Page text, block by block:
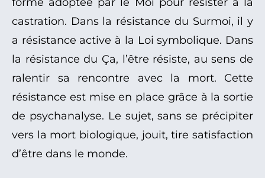
forme adoptée par le Moi pour résister à la
castration. Dans la résistance du Surmoi, il y
a résistance active à la Loi symbolique. Dans
la résistance du Ça, l’être résiste, au sens de
ralentir sa rencontre avec la mort. Cette
résistance est mise en place grâce à la sortie
de psychanalyse. Le sujet, sans se précipiter
vers la mort biologique, jouit, tire satisfaction
d’être dans le monde.